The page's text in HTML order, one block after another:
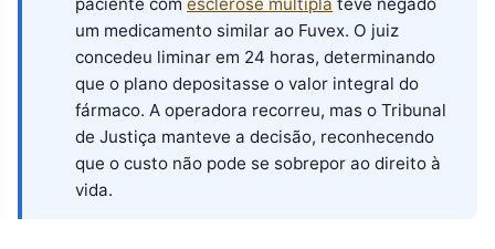
um medicamento similar ao Fuvex. O juiz
concedeu liminar em 24 horas, determinando
que o plano depositasse o valor integral do
fármaco. A operadora recorreu, mas o Tribunal
de Justiça manteve a decisão, reconhecendo
que o custo não pode se sobrepor ao direito à
vida.